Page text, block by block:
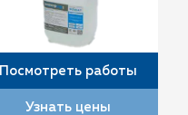
Посмотреть работы
Узнать цены